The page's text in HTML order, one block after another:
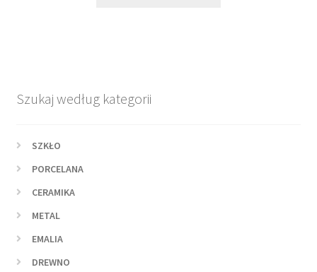
Szukaj według kategorii
SZKŁO
PORCELANA
CERAMIKA
METAL
EMALIA
DREWNO